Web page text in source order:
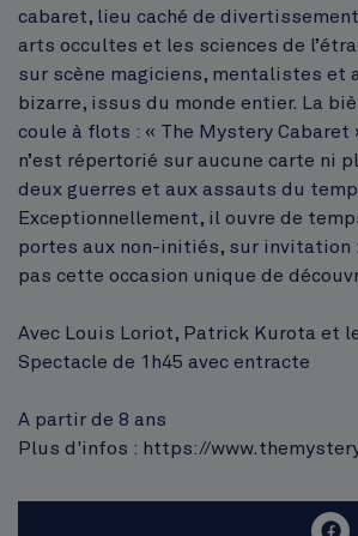
cabaret, lieu caché de
arts occultes et les sciences de
sur scène magiciens, mentalistes et
bizarre, issus du monde entier. La
coule à flots : « The Mystery Cabaret
n’est répertorié sur aucune carte ni
deux guerres et aux assauts du
Exceptionnellement, il ouvre de
portes aux non-initiés, sur invitation
pas cette occasion unique de
Avec Louis Loriot, Patrick Kurota et
Spectacle de 1h45 avec entracte
A partir de 8 ans
Plus d'infos : https://